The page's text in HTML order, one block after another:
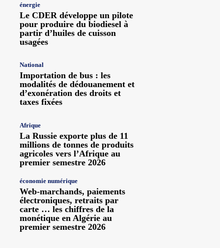
énergie
Le CDER développe un pilote
pour produire du biodiesel à
partir d’huiles de cuisson
usagées
National
Importation de bus : les
modalités de dédouanement et
d’exonération des droits et
taxes fixées
Afrique
La Russie exporte plus de 11
millions de tonnes de produits
agricoles vers l’Afrique au
premier semestre 2026
économie numérique
Web-marchands, paiements
électroniques, retraits par
carte … les chiffres de la
monétique en Algérie au
premier semestre 2026